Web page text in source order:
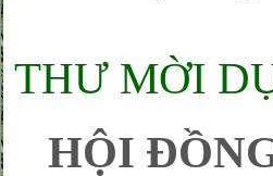
THƯ MỜI
HỘI